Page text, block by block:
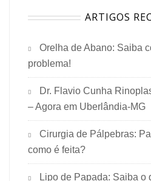
ARTIGOS
Orelha de Abano: Saiba
problema!
Dr. Flavio Cunha
– Agora em Uberlândia-MG
Cirurgia de Pálpebras:
como é feita?
Lipo de Papada: Saiba o